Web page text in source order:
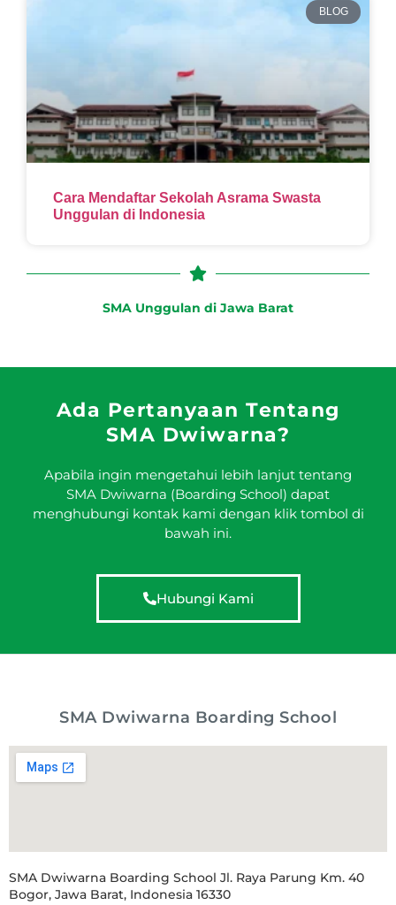
BLOG
Cara Mendaftar Sekolah Asrama Swasta
Unggulan di Indonesia
SMA Unggulan di Jawa Barat
Ada Pertanyaan Tentang
SMA Dwiwarna?
Apabila ingin mengetahui lebih lanjut tentang
SMA Dwiwarna (Boarding School) dapat
menghubungi kontak kami dengan klik tombol di
bawah ini.
Hubungi Kami
SMA Dwiwarna Boarding School
SMA Dwiwarna Boarding School Jl. Raya Parung Km. 40
Bogor, Jawa Barat, Indonesia 16330